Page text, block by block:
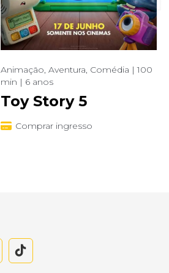
Animação, Aventura, Comédia | 100
min | 6 anos
Toy Story 5
Comprar ingresso